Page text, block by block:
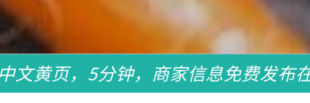
文黄页，5分钟，商家信息免费发布